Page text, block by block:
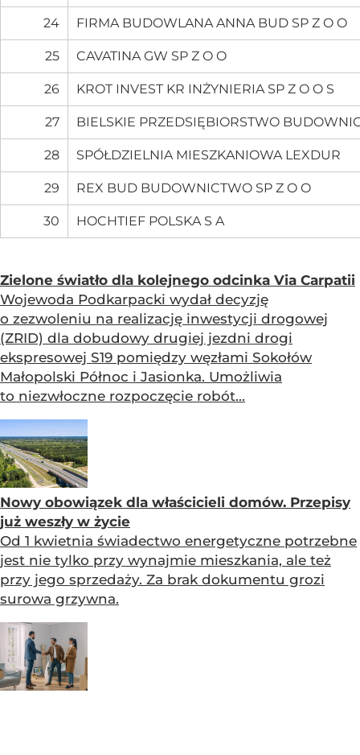
24 FIRMA BUDOWLANA ANNA BUD SP Z O O
25 CAVATINA GW SP Z O O
26 KROT INVEST KR INŻYNIERIA SP Z O O S
27 BIELSKIE PRZEDSIĘBIORSTWO
28 SPÓŁDZIELNIA MIESZKANIOWA LEXDUR
29 REX BUD BUDOWNICTWO SP Z O O
30 HOCHTIEF POLSKA S A
Zielone światło dla kolejnego odcinka Via Carpatii
Wojewoda Podkarpacki wydał decyzję
o zezwoleniu na realizację inwestycji drogowej
(ZRID) dla dobudowy drugiej jezdni drogi
ekspresowej S19 pomiędzy węzłami Sokołów
Małopolski Północ i Jasionka. Umożliwia
to niezwłoczne rozpoczęcie robót...
Nowy obowiązek dla właścicieli domów. Przepisy
już weszły w życie
Od 1 kwietnia świadectwo energetyczne potrzebne
jest nie tylko przy wynajmie mieszkania, ale też
przy jego sprzedaży. Za brak dokumentu grozi
surowa grzywna.